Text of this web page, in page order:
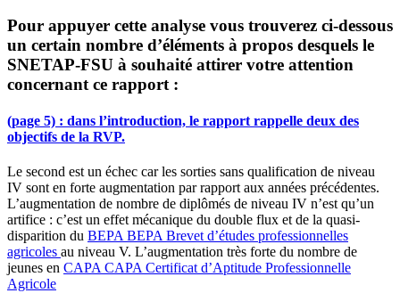
Pour appuyer cette analyse vous trouverez ci-dessous
un certain nombre d’éléments à propos desquels le
SNETAP-FSU à souhaité attirer votre attention
concernant ce rapport :
(page 5) : dans l’introduction, le rapport rappelle deux des
objectifs de la RVP.
Le second est un échec car les sorties sans qualification de niveau
IV sont en forte augmentation par rapport aux années précédentes.
L’augmentation de nombre de diplômés de niveau IV n’est qu’un
artifice : c’est un effet mécanique du double flux et de la quasi-
disparition du BEPA BEPA Brevet d’études professionnelles
agricoles au niveau V. L’augmentation très forte du nombre de
jeunes en CAPA CAPA Certificat d’Aptitude Professionnelle
Agricole